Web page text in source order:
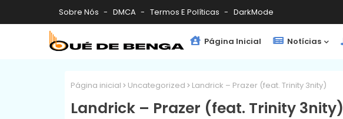
Sobre Nós DMCA Termos E Políticas DarkMode
Página Inicial Notícias
Página inicial Uncategorized Landrick – Prazer (feat. Trinity 3nity)
Landrick – Prazer (feat. Trinity 3nity)